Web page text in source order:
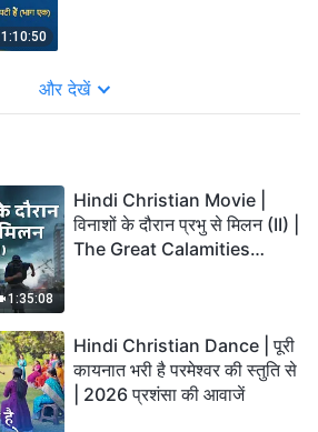
1:10:50
और देखें
1:35:08
Hindi Christian Movie |
विनाशों के दौरान प्रभु से मिलन (II) |
The Great Calamities
Hindi Christian Dance | पूरी
कायनात भरी है परमेश्वर की स्तुति से
| 2026 प्रशंसा की आवाजें